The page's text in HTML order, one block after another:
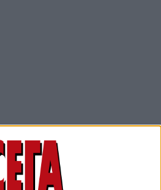
е подаден на телефон 112 днес
катастрофата челно са се